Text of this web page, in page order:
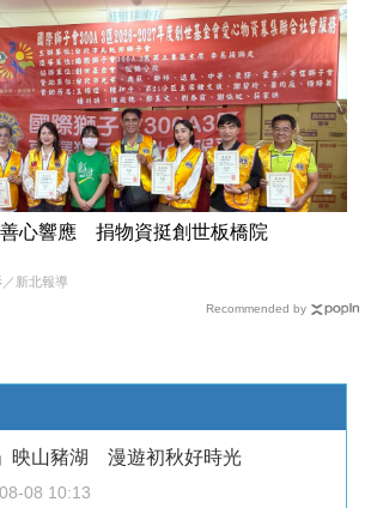
心響應 捐物資挺創世板橋院
新北報導
Recommended by
映山豬湖 漫遊初秋好時光
08 10:13